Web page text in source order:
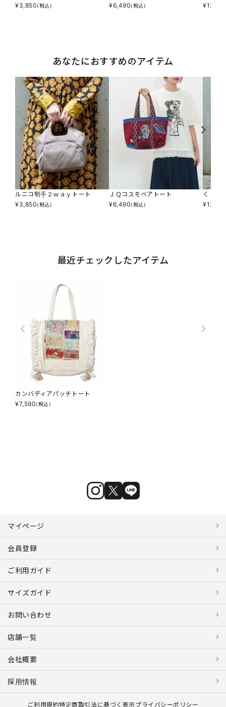
¥3,850(税込)
¥6,490(税込)
¥
あなたにおすすめのアイテム
ルニコ刳手２ｗａｙトート
¥3,850(税込)
ＪＱコスモベアトート
¥6,490(税込)
くり手
¥
最近チェックしたアイテム
カンバディアパッチトート
¥7,590(税込)
マイページ
会員登録
ご利用ガイド
サイズガイド
お問い合わせ
店舗一覧
会社概要
採用情報
ご利用規約特定商取引法に基づく表示プライバシーポリシー